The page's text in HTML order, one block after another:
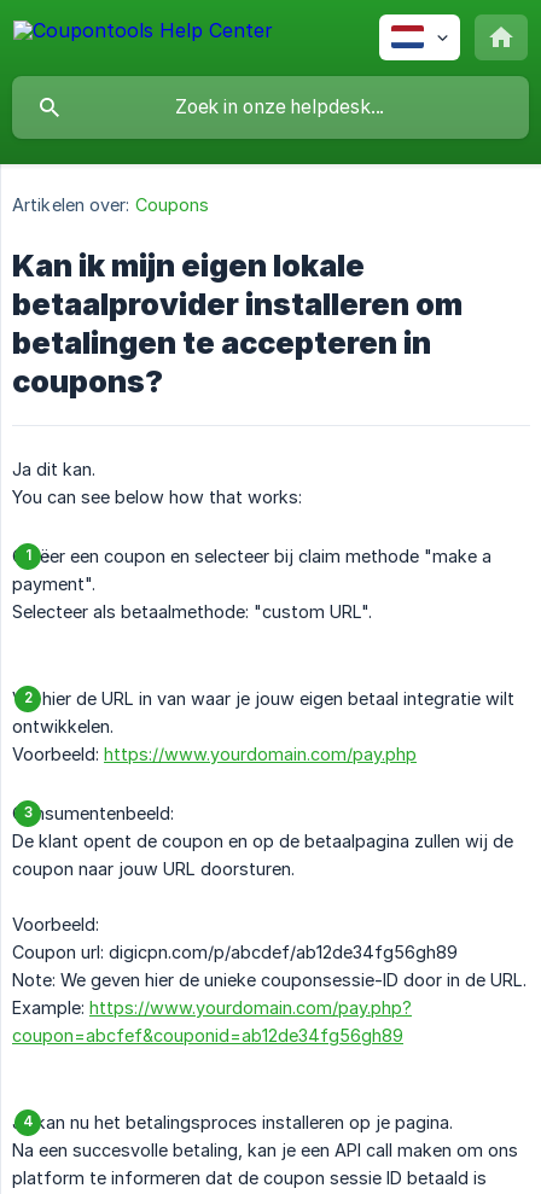
Artikelen over: Coupons
Kan ik mijn eigen lokale
betaalprovider installeren om
betalingen te accepteren in
coupons?
Ja dit kan.
You can see below how that works:
Creëer een coupon en selecteer bij claim methode "make a
payment".
Selecteer als betaalmethode: "custom URL".
Vul hier de URL in van waar je jouw eigen betaal integratie wilt
ontwikkelen.
Voorbeeld: https://www.yourdomain.com/pay.php
Consumentenbeeld:
De klant opent de coupon en op de betaalpagina zullen wij de
coupon naar jouw URL doorsturen.
Voorbeeld:
Coupon url: digicpn.com/p/abcdef/ab12de34fg56gh89
Note: We geven hier de unieke couponsessie-ID door in de URL.
Example: https://www.yourdomain.com/pay.php?
coupon=abcfef&couponid=ab12de34fg56gh89
Je kan nu het betalingsproces installeren op je pagina.
Na een succesvolle betaling, kan je een API call maken om ons
platform te informeren dat de coupon sessie ID betaald is